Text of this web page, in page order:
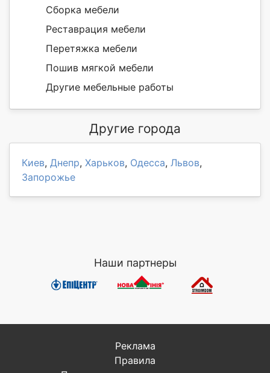
Сборка мебели
Реставрация мебели
Перетяжка мебели
Пошив мягкой мебели
Другие мебельные работы
Другие города
Киев, Днепр, Харьков, Одесса, Львов,
Запорожье
Наши партнеры
Реклама
Правила